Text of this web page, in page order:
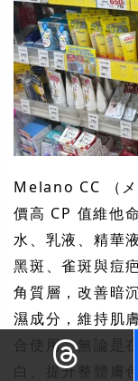
Melano CC （
價高 CP 值維他
水、乳液、精華
黑斑、雀斑與痘
角質層，改善暗
濕成分，維持肌
合使用。無論是
白、提升整體膚